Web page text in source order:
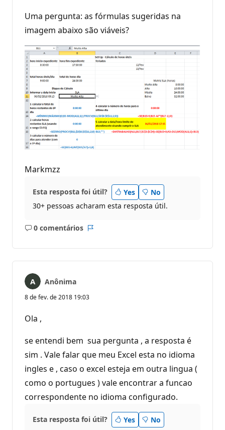
Uma pergunta: as fórmulas sugeridas na
imagem abaixo são viáveis?
Markmzz
Esta resposta foi útil? Yes
No
30+ pessoas acharam esta resposta útil.
0 comentários
Sem
Anônima
8 de fev. de 2018 19:03
Ola ,
se entendi bem sua pergunta , a resposta é
sim . Vale falar que meu Excel esta no idioma
ingles e , caso o excel esteja em outra lingua (
como o portugues ) vale encontrar a funcao
correspondente no idioma configurado.
Esta resposta foi útil? Yes
No